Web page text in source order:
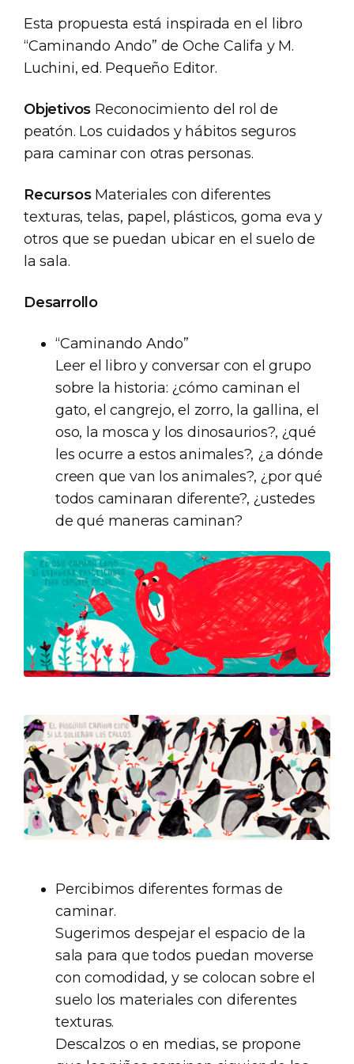
Esta propuesta está inspirada en el libro
“Caminando Ando” de Oche Califa y M.
Luchini, ed. Pequeño Editor.
Objetivos Reconocimiento del rol de
peatón. Los cuidados y hábitos seguros
para caminar con otras personas.
RecursosMateriales con diferentes
texturas, telas, papel, plásticos, goma eva y
otros que se puedan ubicar en el suelo de
la sala.
Desarrollo
“Caminando Ando”
Leer el libro y conversar con el grupo
sobre la historia: ¿cómo caminan el
gato, el cangrejo, el zorro, la gallina, el
oso, la mosca y los dinosaurios?, ¿qué
les ocurre a estos animales?, ¿a dónde
creen que van los animales?, ¿por qué
todos caminaran diferente?, ¿ustedes
de qué maneras caminan?
Percibimos diferentes formas de
caminar.
Sugerimos despejar el espacio de la
sala para que todos puedan moverse
con comodidad, y se colocan sobre el
suelo los materiales con diferentes
texturas.
Descalzos o en medias, se propone